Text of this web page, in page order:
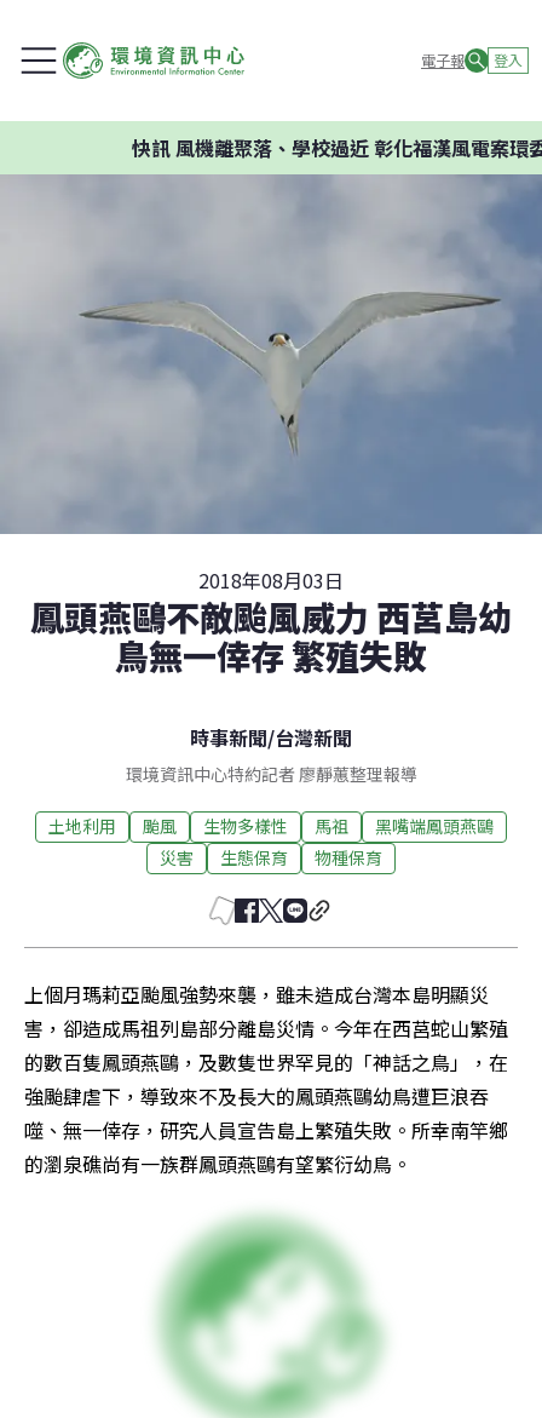
電子報 登入
風機離聚落、學校過近 彰化福漢風電案環委建議
2018年08月03日
鳳頭燕鷗不敵颱風威力 西莒島幼
鳥無一倖存 繁殖失敗
時事新聞/台灣新聞
環境資訊中心特約記者 廖靜蕙整理報導
土地利用 颱風 生物多樣性 馬祖
黑嘴端鳳頭燕鷗
災害
生態保育 物種保育
上個月瑪莉亞颱風強勢來襲，雖未造成台灣本島明顯災
害，卻造成馬祖列島部分離島災情。今年在西莒蛇山繁殖
的數百隻鳳頭燕鷗，及數隻世界罕見的「神話之鳥」，在
強颱肆虐下，導致來不及長大的鳳頭燕鷗幼鳥遭巨浪吞
噬、無一倖存，研究人員宣告島上繁殖失敗。所幸南竿鄉
的瀏泉礁尚有一族群鳳頭燕鷗有望繁衍幼鳥。